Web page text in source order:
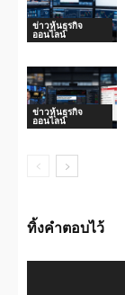
ข่าวหุ้นธุรกิจ
ออนไลน์
ข่าวหุ้นธุรกิจ
ออนไลน์
ทิ้งคำตอบไว้